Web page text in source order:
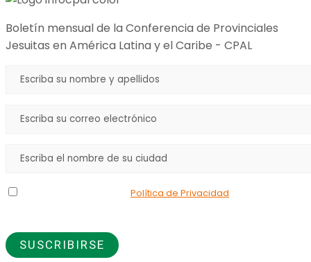
Boletín mensual de la Conferencia de Provinciales
Jesuitas en América Latina y el Caribe - CPAL
Política de Privacidad